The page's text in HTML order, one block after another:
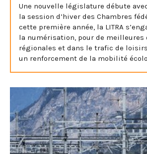
Une nouvelle législature débute
la session d’hiver des Chambres
cette première année, la LITRA
la numérisation, pour de meilleures
régionales et dans le trafic de
un renforcement de la mobilité